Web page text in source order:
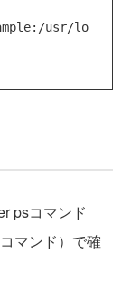
usr/lo
psコマンド
マンド）で確